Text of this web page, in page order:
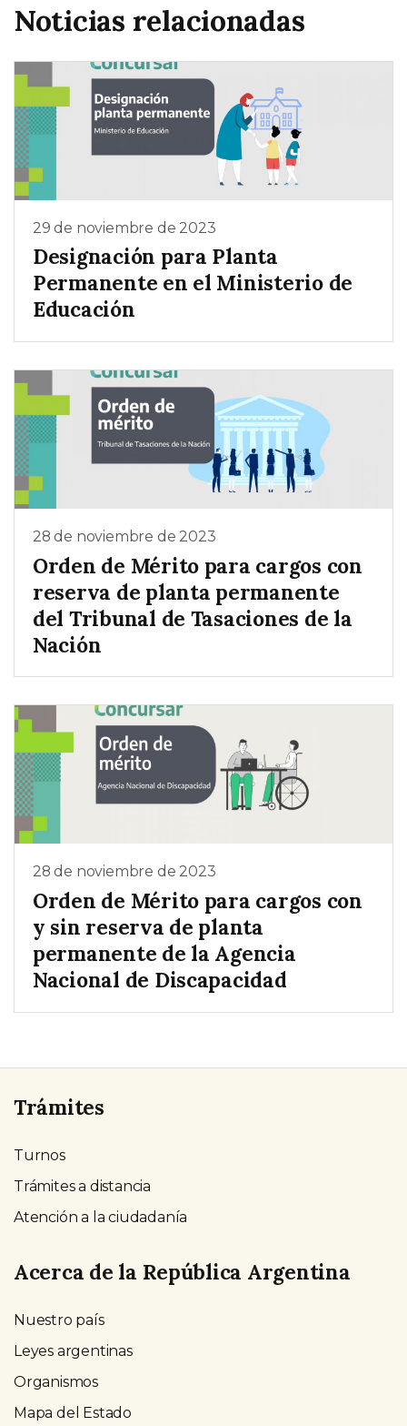
Noticias relacionadas
29 de noviembre de 2023
Designación para Planta
Permanente en el Ministerio de
Educación
28 de noviembre de 2023
Orden de Mérito para cargos con
reserva de planta permanente
del Tribunal de Tasaciones de la
Nación
28 de noviembre de 2023
Orden de Mérito para cargos con
y sin reserva de planta
permanente de la Agencia
Nacional de Discapacidad
Trámites
Turnos
Trámites a distancia
Atención a la ciudadanía
Acerca de la República Argentina
Nuestro país
Leyes argentinas
Organismos
Mapa del Estado